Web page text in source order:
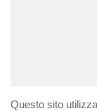
Questo sito